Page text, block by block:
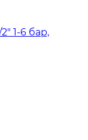
1-6 бар,